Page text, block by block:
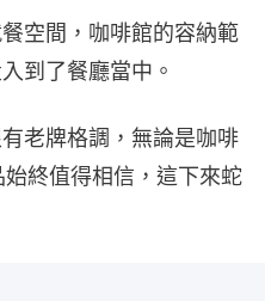
空間，咖啡館的容納範
到了餐廳當中。
老牌格調，無論是咖啡
終值得相信，這下來蛇